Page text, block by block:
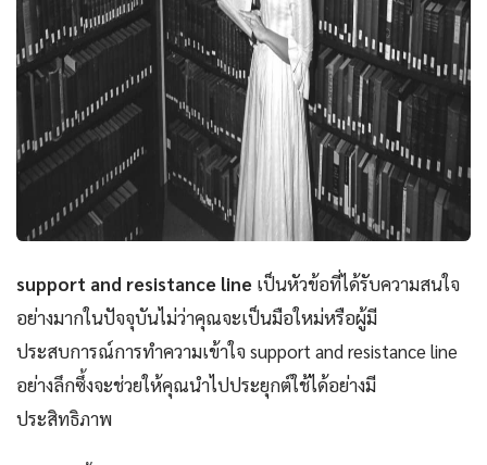
support and resistance line เป็นหัวข้อที่ได้รับความสนใจ
อย่างมากในปัจจุบันไม่ว่าคุณจะเป็นมือใหม่หรือผู้มี
ประสบการณ์การทำความเข้าใจ support and resistance line
อย่างลึกซึ้งจะช่วยให้คุณนำไปประยุกต์ใช้ได้อย่างมี
ประสิทธิภาพ